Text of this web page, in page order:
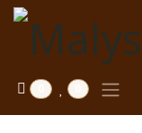
Se rendre au contenu